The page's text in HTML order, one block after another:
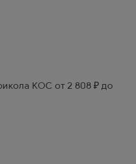
КОС от 2 808 ₽ до